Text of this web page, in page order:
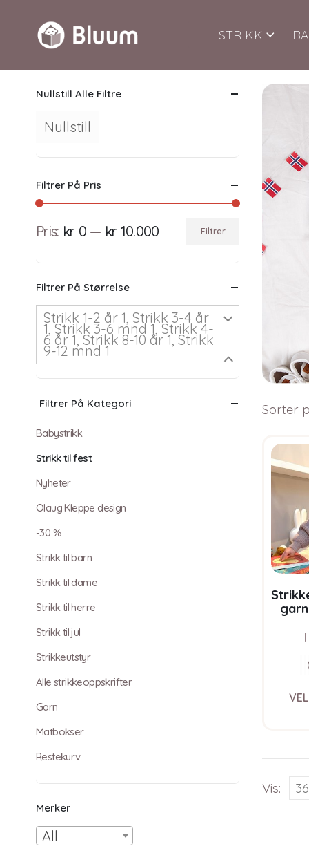
STRIKK
Sorter
Vis:
Nullstill Alle Filtre
Nullstill
Filtrer På Pris
Filtrer
Pris: kr 0 — kr 10.000
Filtrer På Størrelse
Strikk 1-2 år 1, Strikk 3-4 år
1, Strikk 3-6 mnd 1, Strikk 4-
6 år 1, Strikk 8-10 år 1, Strikk
9-12 mnd 1
Filtrer På Kategori
Babystrikk
Strikk til fest
Nyheter
Olaug Kleppe design
-30 %
Strikk til barn
Strikk til dame
Strikk til herre
Strikk til jul
Strikkeutstyr
Alle strikkeoppskrifter
Garn
Matbokser
Restekurv
Merker
All